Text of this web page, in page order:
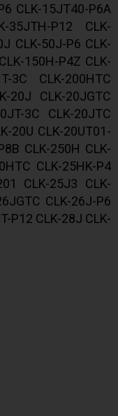
CLK-15JT40-P6A
35JTH-P12 CLK-
CLK-50J-P6 CLK-
150H-P4Z CLK-
3C CLK-200HTC
20J CLK-20JGTC
3C CLK-20JTC
20U CLK-20UT01-
CLK-250H CLK-
CLK-25HK-P4
CLK-25J3 CLK-
CLK-26J-P6
P12 CLK-28J CLK-